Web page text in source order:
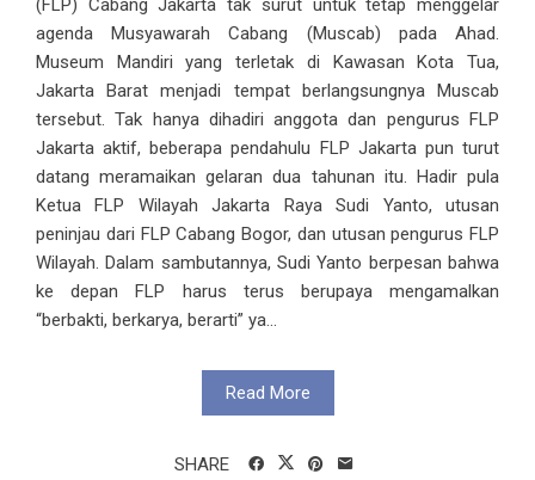
(FLP) Cabang Jakarta tak surut untuk tetap menggelar
agenda Musyawarah Cabang (Muscab) pada Ahad.
Museum Mandiri yang terletak di Kawasan Kota Tua,
Jakarta Barat menjadi tempat berlangsungnya Muscab
tersebut. Tak hanya dihadiri anggota dan pengurus FLP
Jakarta aktif, beberapa pendahulu FLP Jakarta pun turut
datang meramaikan gelaran dua tahunan itu. Hadir pula
Ketua FLP Wilayah Jakarta Raya Sudi Yanto, utusan
peninjau dari FLP Cabang Bogor, dan utusan pengurus FLP
Wilayah. Dalam sambutannya, Sudi Yanto berpesan bahwa
ke depan FLP harus terus berupaya mengamalkan
“berbakti, berkarya, berarti” ya...
Read More
SHARE